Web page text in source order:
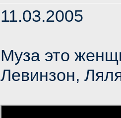
11.03.2005
Муза это
Левинзон,